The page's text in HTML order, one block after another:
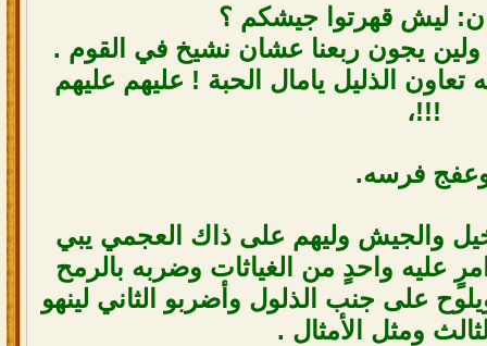
ليش قهرتوا جيشكم ؟
ولين يجون ربعنا عشان نشيخ في القوم .
الذليل يامال الحبة ! عليهم عليهم
!!!،
فرسه.
والجيش وليهم على ذاك العجمي يبي
عليه واحدٍ من الغياثات وضربه بالرمح
على جنب الذلول وأضربو الثاني لينهو
ومثل الأمثال .